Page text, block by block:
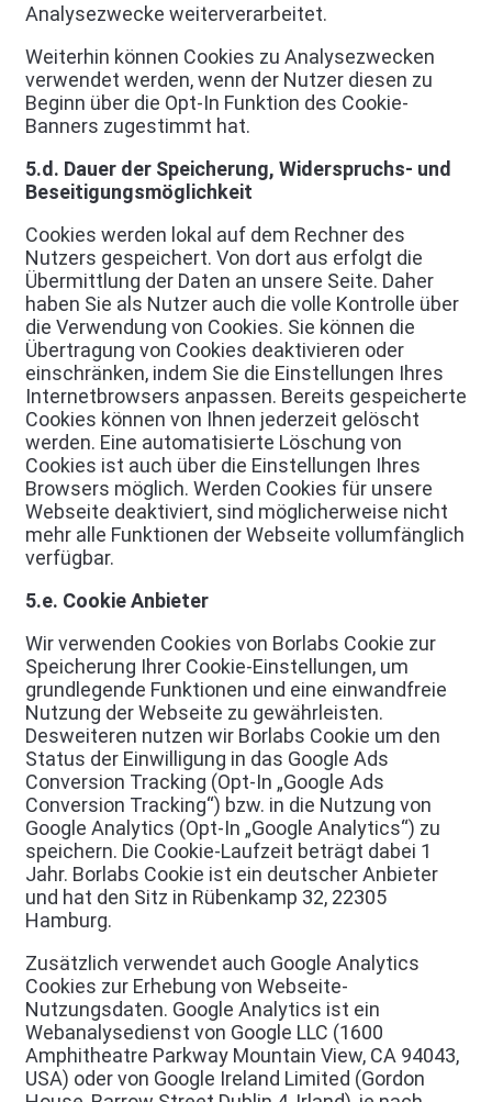
Analysezwecke weiterverarbeitet.
Weiterhin können Cookies zu Analysezwecken
verwendet werden, wenn der Nutzer diesen zu
Beginn über die Opt-In Funktion des Cookie-
Banners zugestimmt hat.
5.d. Dauer der Speicherung, Widerspruchs- und
Beseitigungsmöglichkeit
Cookies werden lokal auf dem Rechner des
Nutzers gespeichert. Von dort aus erfolgt die
Übermittlung der Daten an unsere Seite. Daher
haben Sie als Nutzer auch die volle Kontrolle über
die Verwendung von Cookies. Sie können die
Übertragung von Cookies deaktivieren oder
einschränken, indem Sie die Einstellungen Ihres
Internetbrowsers anpassen. Bereits gespeicherte
Cookies können von Ihnen jederzeit gelöscht
werden. Eine automatisierte Löschung von
Cookies ist auch über die Einstellungen Ihres
Browsers möglich. Werden Cookies für unsere
Webseite deaktiviert, sind möglicherweise nicht
mehr alle Funktionen der Webseite vollumfänglich
verfügbar.
5.e. Cookie Anbieter
Wir verwenden Cookies von Borlabs Cookie zur
Speicherung Ihrer Cookie-Einstellungen, um
grundlegende Funktionen und eine einwandfreie
Nutzung der Webseite zu gewährleisten.
Desweiteren nutzen wir Borlabs Cookie um den
Status der Einwilligung in das Google Ads
Conversion Tracking (Opt-In „Google Ads
Conversion Tracking“) bzw. in die Nutzung von
Google Analytics (Opt-In „Google Analytics“) zu
speichern. Die Cookie-Laufzeit beträgt dabei 1
Jahr. Borlabs Cookie ist ein deutscher Anbieter
und hat den Sitz in Rübenkamp 32, 22305
Hamburg.
Zusätzlich verwendet auch Google Analytics
Cookies zur Erhebung von Webseite-
Nutzungsdaten. Google Analytics ist ein
Webanalysedienst von Google LLC (1600
Amphitheatre Parkway Mountain View, CA 94043,
USA) oder von Google Ireland Limited (Gordon